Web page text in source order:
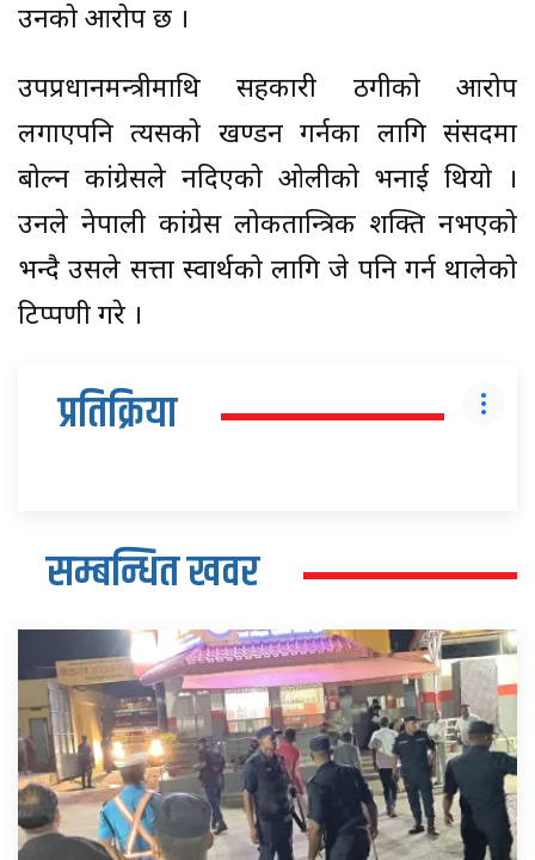
उनको आरोप छ ।
उपप्रधानमन्त्रीमाथि सहकारी ठगीको आरोप
लगाएपनि त्यसको खण्डन गर्नका लागि संसदमा
बोल्न कांग्रेसले नदिएको ओलीको भनाई थियो ।
उनले नेपाली कांग्रेस लोकतान्त्रिक शक्ति नभएको
भन्दै उसले सत्ता स्वार्थको लागि जे पनि गर्न थालेको
टिप्पणी गरे ।
प्रतिक्रिया
सम्बन्धित खवर